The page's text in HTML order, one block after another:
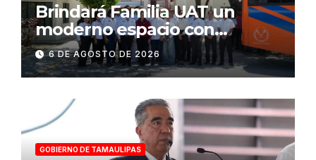
Brindará Familia UAT un
moderno espacio con
sentido humano en la nueva
sede del COMASS
6 DE AGOSTO DE 2026
GOBIERNO DE TAMAULIPAS